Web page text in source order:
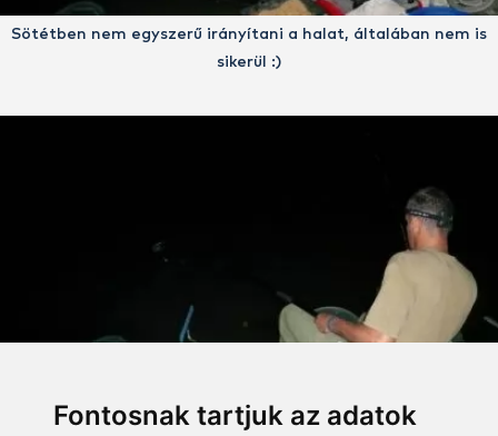
Fontosnak tartjuk az adatok
Sötétben nem egyszerű irányítani a halat, általában nem is
sikerül :)
Azt hiszem, ez már a merítőben van